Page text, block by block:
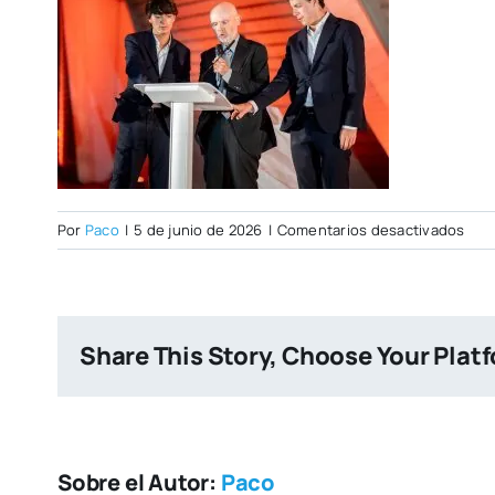
Por Paco | 5 de junio de 2026 | Comentarios desactivadosen
Share This Story, Choose Your
Sobre el Autor: Paco